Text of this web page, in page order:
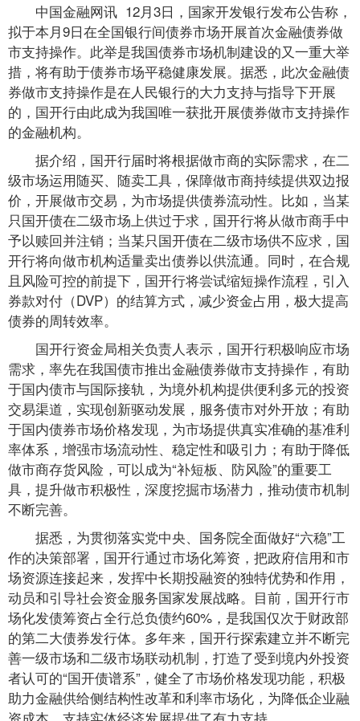
中国金融网讯 12月3日，国家开发银行发布公告称，
拟于本月9日在全国银行间债券市场开展首次金融债券做
市支持操作。此举是我国债券市场机制建设的又一重大举
措，将有助于债券市场平稳健康发展。据悉，此次金融债
券做市支持操作是在人民银行的大力支持与指导下开展
的，国开行由此成为我国唯一获批开展债券做市支持操作
的金融机构。
据介绍，国开行届时将根据做市商的实际需求，在二
级市场运用随买、随卖工具，保障做市商持续提供双边报
价，开展做市交易，为市场提供债券流动性。比如，当某
只国开债在二级市场上供过于求，国开行将从做市商手中
予以赎回并注销；当某只国开债在二级市场供不应求，国
开行将向做市机构适量卖出债券以供流通。同时，在合规
且风险可控的前提下，国开行将尝试缩短操作流程，引入
券款对付（DVP）的结算方式，减少资金占用，极大提高
债券的周转效率。
国开行资金局相关负责人表示，国开行积极响应市场
需求，率先在我国债市推出金融债券做市支持操作，有助
于国内债市与国际接轨，为境外机构提供便利多元的投资
交易渠道，实现创新驱动发展，服务债市对外开放；有助
于国内债券市场价格发现，为市场提供真实准确的基准利
率体系，增强市场流动性、稳定性和吸引力；有助于降低
做市商存货风险，可以成为“补短板、防风险”的重要工
具，提升做市积极性，深度挖掘市场潜力，推动债市机制
不断完善。
据悉，为贯彻落实党中央、国务院全面做好“六稳”工
作的决策部署，国开行通过市场化筹资，把政府信用和市
场资源连接起来，发挥中长期投融资的独特优势和作用，
动员和引导社会资金服务国家发展战略。目前，国开行市
场化发债筹资占全行总负债约60%，是我国仅次于财政部
的第二大债券发行体。多年来，国开行探索建立并不断完
善一级市场和二级市场联动机制，打造了受到境内外投资
者认可的“国开债谱系”，健全了市场价格发现功能，积极
助力金融供给侧结构性改革和利率市场化，为降低企业融